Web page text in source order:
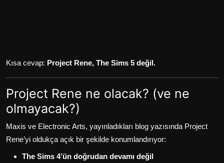
Kısa cevap: Project Rene, The Sims 5 değil.
Project Rene ne olacak? (ve ne
olmayacak?)
Maxis ve Electronic Arts, yayınladıkları blog yazısında Project
Rene’yi oldukça açık bir şekilde konumlandırıyor:
The Sims 4’ün doğrudan devamı değil